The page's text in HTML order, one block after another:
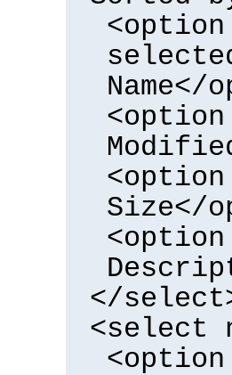
Name</
<option
Size</
</
<select